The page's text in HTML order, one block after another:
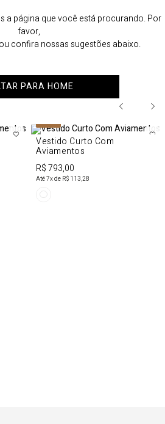
a página que você está procurando. Por
favor,
confira nossas sugestões abaixo.
PARA HOME
Vestido Curto Com
Aviamentos
R$ 793,00
Até7x de R$ 113,28